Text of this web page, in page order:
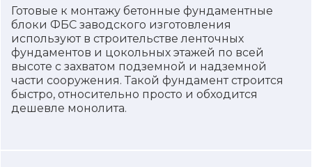
Готовые к монтажу бетонные фундаментные
блоки ФБС заводского изготовления
используют в строительстве ленточных
фундаментов и цокольных этажей по всей
высоте с захватом подземной и надземной
части сооружения. Такой фундамент строится
быстро, относительно просто и обходится
дешевле монолита.